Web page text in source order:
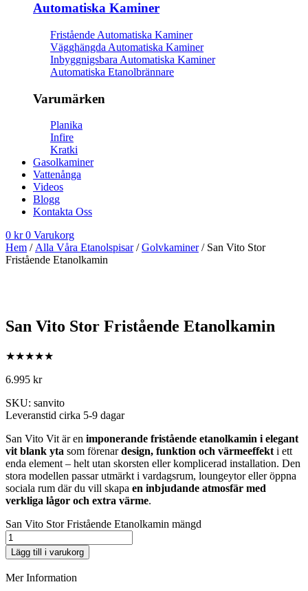
Automatiska Kaminer
Fristående Automatiska Kaminer
Vägghängda Automatiska Kaminer
Inbyggnigsbara Automatiska Kaminer
Automatiska Etanolbrännare
Varumärken
Planika
Infire
Kratki
Gasolkaminer
Vattenånga
Videos
Blogg
Kontakta Oss
0 kr 0 Varukorg
Hem / Alla Våra Etanolspisar/Golvkaminer/ San Vito Stor
Fristående Etanolkamin
San Vito Stor Fristående Etanolkamin
★★★★★
6.995 kr
SKU: sanvito
Leveranstid cirka 5-9 dagar
San Vito Vit är en imponerande fristående etanolkamin i elegant
vit blank yta som förenardesign, funktion och värmeeffekt i ett
enda element – helt utan skorsten eller komplicerad installation. Den
stora modellen passar utmärkt i vardagsrum, loungeytor eller öppna
sociala rum där du vill skapa en inbjudande atmosfär med
verkliga lågor och extra värme.
San Vito Stor Fristående Etanolkamin mängd
Lägg till i varukorg
Mer Information